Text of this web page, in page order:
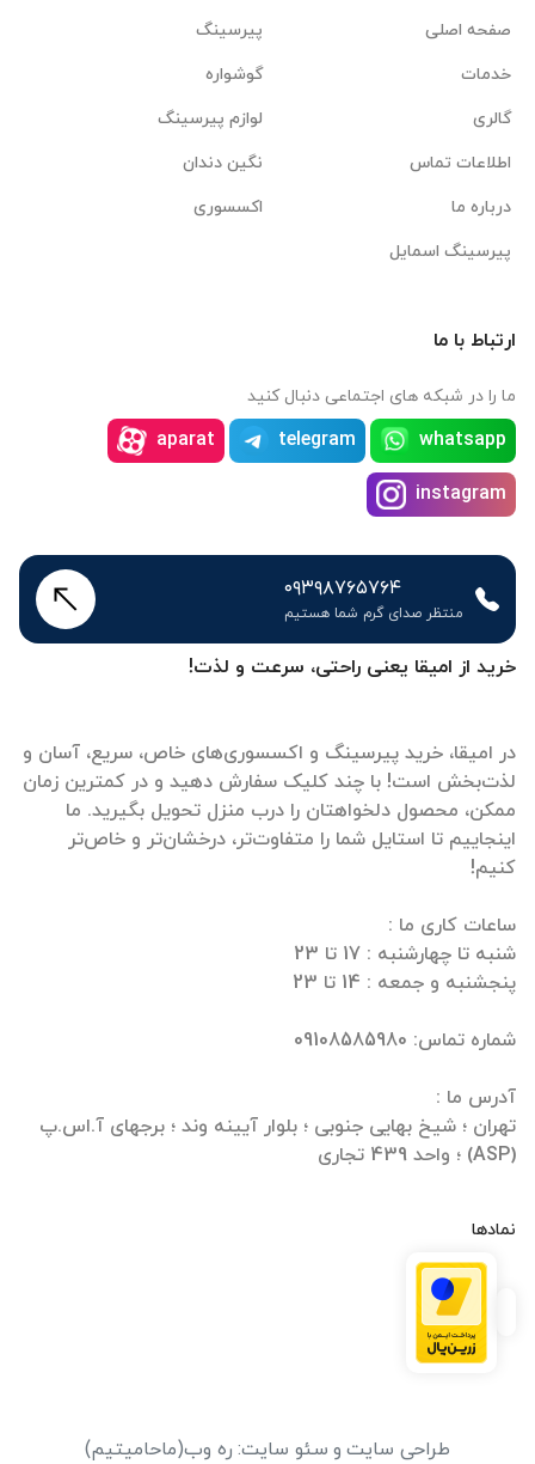
خرید از امیقا یعنی راحتی، سرعت و لذت!
در امیقا، خرید پیرسینگ و اکسسوری‌های خاص، سریع، آسان و
لذت‌بخش است! با چند کلیک سفارش دهید و در کمترین زمان
ممکن، محصول دلخواهتان را درب منزل تحویل بگیرید. ما
اینجاییم تا استایل شما را متفاوت‌تر، درخشان‌تر و خاص‌تر
تهران ؛ شیخ بهایی جنوبی ؛ بلوار آیینه وند ؛ برجهای آ.اس.پ
(ASP) ؛ واحد 439 تجاری
نمادها
صفحه اصلی
خدمات
گالری
اطلاعات تماس
درباره ما
پیرسینگ اسمایل
پیرسینگ
گوشواره
لوازم پیرسینگ
نگین دندان
اکسسوری
ارتباط با ما
ما را در شبکه های اجتماعی دنبال کنید
whatsapp
telegram
aparat
instagram
۰۹۳۹۸۷۶۵۷۶۴
منتظر صدای گرم شما هستیم
طراحی سایت و سئو سایت: ره وب(ماحامیتیم)